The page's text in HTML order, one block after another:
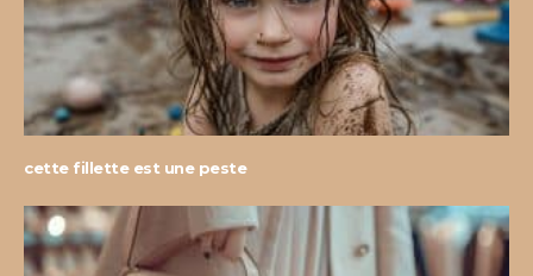
cette fillette est une peste